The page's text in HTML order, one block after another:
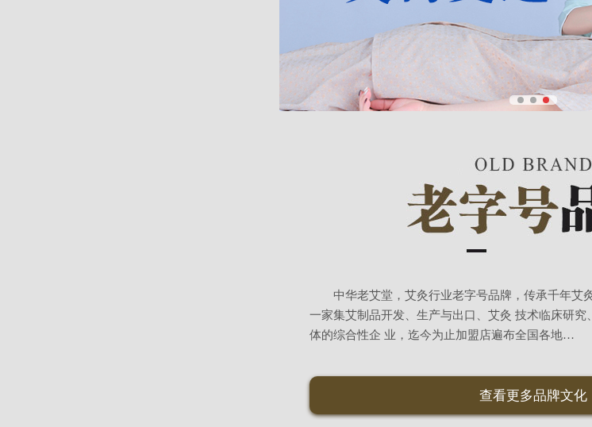
中华老艾堂，艾灸行业老字号品牌，传承千年艾
一家集艾制品开发、生产与出口、艾灸 技术临床研
体的综合性企 业，迄今为止加盟店遍布全国各地…
查看更多品牌文化